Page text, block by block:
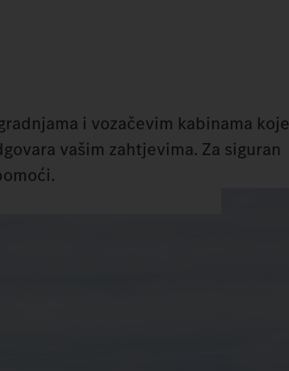
i vozačevim kabinama koje
vašim zahtjevima. Za siguran